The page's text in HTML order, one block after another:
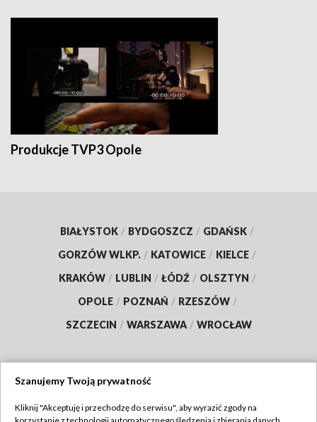
Produkcje TVP3 Opole
BIAŁYSTOK / BYDGOSZCZ / GDAŃSK /
GORZÓW WLKP. / KATOWICE / KIELCE /
KRAKÓW / LUBLIN / ŁÓDŹ / OLSZTYN /
OPOLE / POZNAŃ / RZESZÓW /
SZCZECIN / WARSZAWA / WROCŁAW
Szanujemy Twoją prywatność
Kliknij "Akceptuję i przechodzę do serwisu", aby wyrazić zgody na